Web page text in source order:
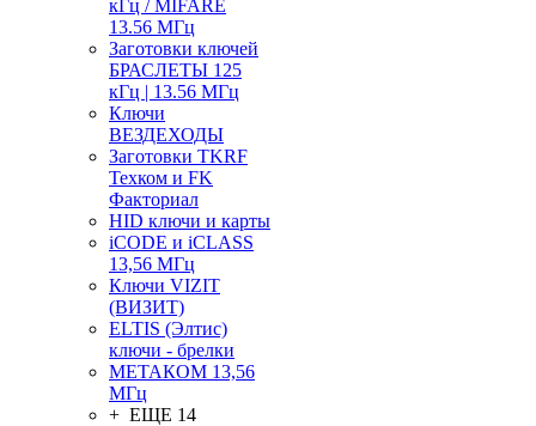
кГц / MIFARE
13.56 МГц
Заготовки ключей
БРАСЛЕТЫ 125
кГц | 13.56 МГц
Ключи
ВЕЗДЕХОДЫ
Заготовки TKRF
Техком и FK
Факториал
HID ключи и карты
iCODE и iCLASS
13,56 МГц
Ключи VIZIT
(ВИЗИТ)
ELTIS (Элтис)
ключи - брелки
МЕТАКОМ 13,56
МГц
+ ЕЩЕ 14